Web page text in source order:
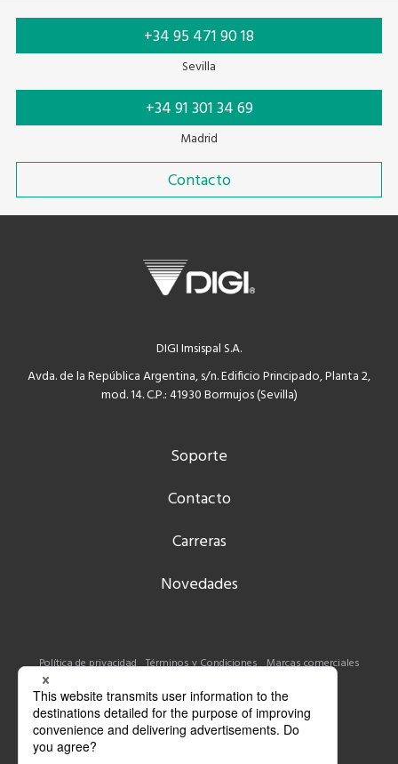
+34 95 471 90 18
Sevilla
+34 91 301 34 69
Madrid
Contacto
DIGI Imsispal S.A.
Avda. de la República Argentina, s/n. Edificio Principado, Planta 2,
mod. 14. C.P.: 41930 Bormujos (Sevilla)
Soporte
Contacto
Carreras
Novedades
Política de privacidad Términos y Condiciones Marcas comerciales